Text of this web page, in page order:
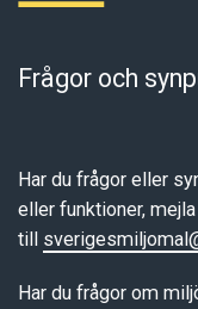
Frågor och
Har du frågor eller
eller funktioner, mejla
till
Har du frågor om